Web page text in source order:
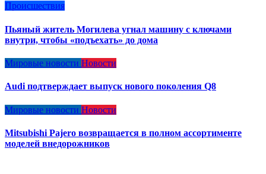
Происшествия
Пьяный житель Могилева угнал машину с ключами
внутри, чтобы «подъехать» до дома
Мировые новости Новости
Audi подтверждает выпуск нового поколения Q8
Мировые новости Новости
Mitsubishi Pajero возвращается в полном ассортименте
моделей внедорожников